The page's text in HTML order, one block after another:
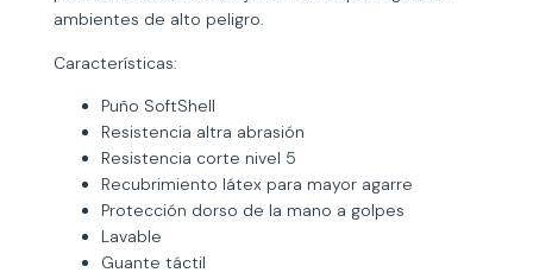
ambientes de alto peligro.
Características:
Puño SoftShell
Resistencia altra abrasión
Resistencia corte nivel 5
Recubrimiento látex para mayor agarre
Protección dorso de la mano a golpes
Lavable
Guante táctil